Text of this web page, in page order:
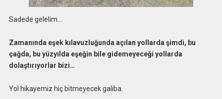
Sadede gelelim…
Zamanında eşek kılavuzluğunda açılan yollarda şimdi, bu
çağda, bu yüzyılda eşeğin bile gidemeyeceği yollarda
dolaştırıyorlar bizi…
Yol hikayemiz hiç bitmeyecek galiba.